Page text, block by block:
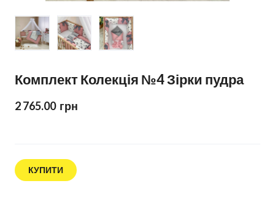
Комплект Колекція №4 Зірки пудра
2 765.00  грн
КУПИТИ